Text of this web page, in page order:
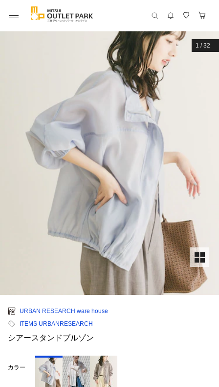
1 /32
URBAN RESEARCH ware house
ITEMS URBANRESEARCH
シアースタンドブルゾン
カラー